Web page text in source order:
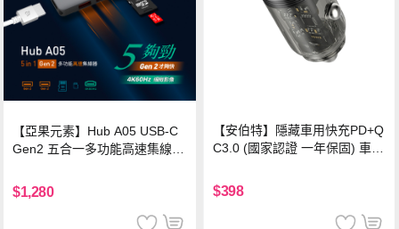
【亞果元素】Hub A05 USB-C
Gen2 五合一多功能高速集線
$1,280
【安伯特】隱藏車用快充PD+Q
C3.0 (國家認證 一年保固) 車充
$398